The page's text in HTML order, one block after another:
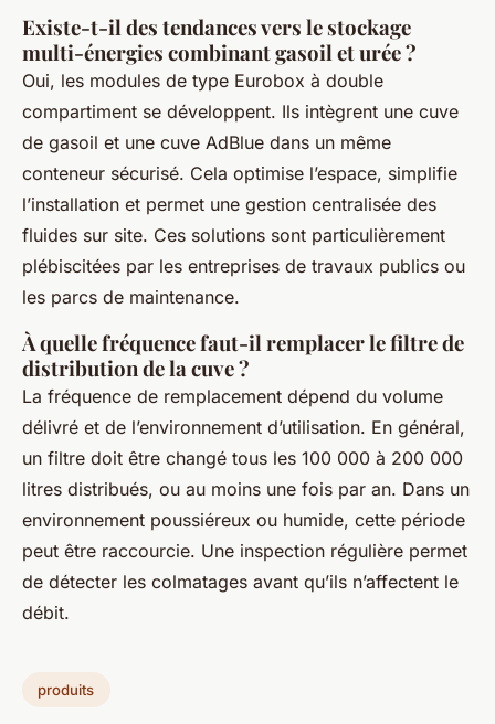
Existe-t-il des tendances vers le stockage
multi-énergies combinant gasoil et urée ?
Oui, les modules de type Eurobox à double
compartiment se développent. Ils intègrent une cuve
de gasoil et une cuve AdBlue dans un même
conteneur sécurisé. Cela optimise l’espace, simplifie
l’installation et permet une gestion centralisée des
fluides sur site. Ces solutions sont particulièrement
plébiscitées par les entreprises de travaux publics ou
les parcs de maintenance.
À quelle fréquence faut-il remplacer le filtre de
distribution de la cuve ?
La fréquence de remplacement dépend du volume
délivré et de l’environnement d’utilisation. En général,
un filtre doit être changé tous les 100 000 à 200 000
litres distribués, ou au moins une fois par an. Dans un
environnement poussiéreux ou humide, cette période
peut être raccourcie. Une inspection régulière permet
de détecter les colmatages avant qu’ils n’affectent le
débit.
produits